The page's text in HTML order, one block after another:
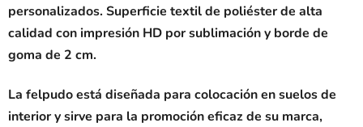
personalizados. Superficie textil de poliéster de alta
calidad con impresión HD por sublimación y borde de
goma de 2 cm.
La felpudo está diseñada para colocación en suelos de
interior y sirve para la promoción eficaz de su marca,